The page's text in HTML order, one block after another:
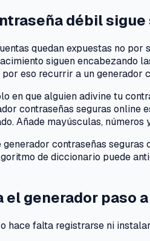
débil
quedan expuestas no
siguen encabezando
eso recurrir a un generador
en que alguien adivine tu
contraseñas seguras online
Añade mayúsculas,
contraseñas
de diccionario puede
el generador paso
hace falta registrarse ni